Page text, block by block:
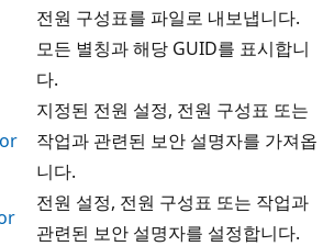
전원 구성표를 파일로 내보냅니다.
모든 별칭과 해당 GUID를 표시합니
다.
지정된 전원 설정, 전원 구성표 또는
작업과 관련된 보안 설명자를 가져옵
니다.
전원 설정, 전원 구성표 또는 작업과
관련된 보안 설명자를 설정합니다.